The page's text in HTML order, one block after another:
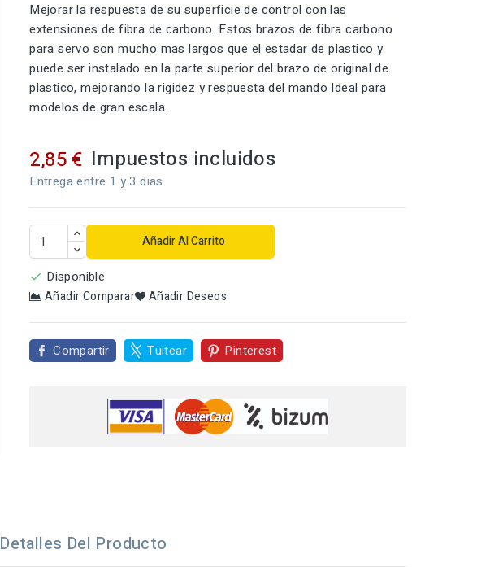
Mejorar la respuesta de su superficie de control con las
extensiones de fibra de carbono. Estos brazos de fibra carbono
para servo son mucho mas largos que el estadar de plastico y
puede ser instalado en la parte superior del brazo de original de
plastico, mejorando la rigidez y respuesta del mando Ideal para
modelos de gran escala.
2,85 € Impuestos incluidos
Entrega entre 1 y 3 dias
Añadir Al Carrito
 Disponible
Añadir Comparar Añadir Deseos
Compartir Tuitear Pinterest
Detalles Del Producto